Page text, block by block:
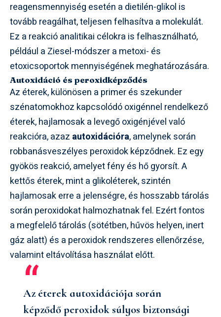
reagensmennyiség esetén a dietilén-glikol is
tovább reagálhat, teljesen felhasítva a molekulát.
Ez a reakció analitikai célokra is felhasználható,
például a Ziesel-módszer a metoxi- és
etoxicsoportok mennyiségének meghatározására.
Autoxidáció és peroxidképződés
Az éterek, különösen a primer és szekunder
szénatomokhoz kapcsolódó oxigénnel rendelkező
éterek, hajlamosak a levegő oxigénjével való
reakcióra, azaz autoxidációra, amelynek során
robbanásveszélyes peroxidok képződnek. Ez egy
gyökös reakció, amelyet fény és hő gyorsít. A
kettős éterek, mint a glikoléterek, szintén
hajlamosak erre a jelenségre, és hosszabb tárolás
során peroxidokat halmozhatnak fel. Ezért fontos
a megfelelő tárolás (sötétben, hűvös helyen, inert
gáz alatt) és a peroxidok rendszeres ellenőrzése,
valamint eltávolítása használat előtt.
Az éterek autoxidációja során
képződő peroxidok súlyos biztonsági